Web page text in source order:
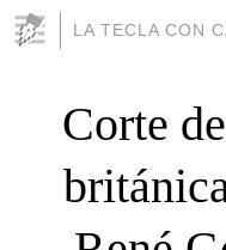
LA TECLA CON
Corte